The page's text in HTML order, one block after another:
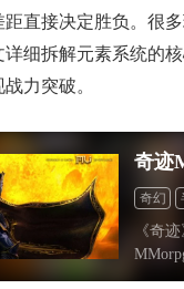
距直接决定胜负。很
详细拆解元素系统的
力突破。
奇迹
奇幻
《奇
况空前